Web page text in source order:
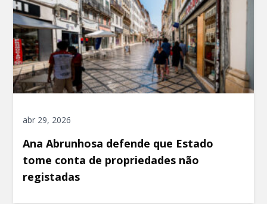
abr 29, 2026
Ana Abrunhosa defende que Estado
tome conta de propriedades não
registadas